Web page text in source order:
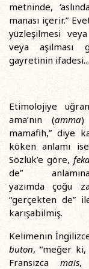
metninde,
manası içerir.”
yüzleşilmesi
veya aşılması
gayretinin ifadesi...
Etimolojiye
ama’nın (amma)
mamafih,” diye
köken anlamı
Sözlük’e göre,
de”
yazımda çoğu
“gerçekten de”
karışabilmiş.
Kelimenin
buton, “meğer ki,
Fransızca mais,